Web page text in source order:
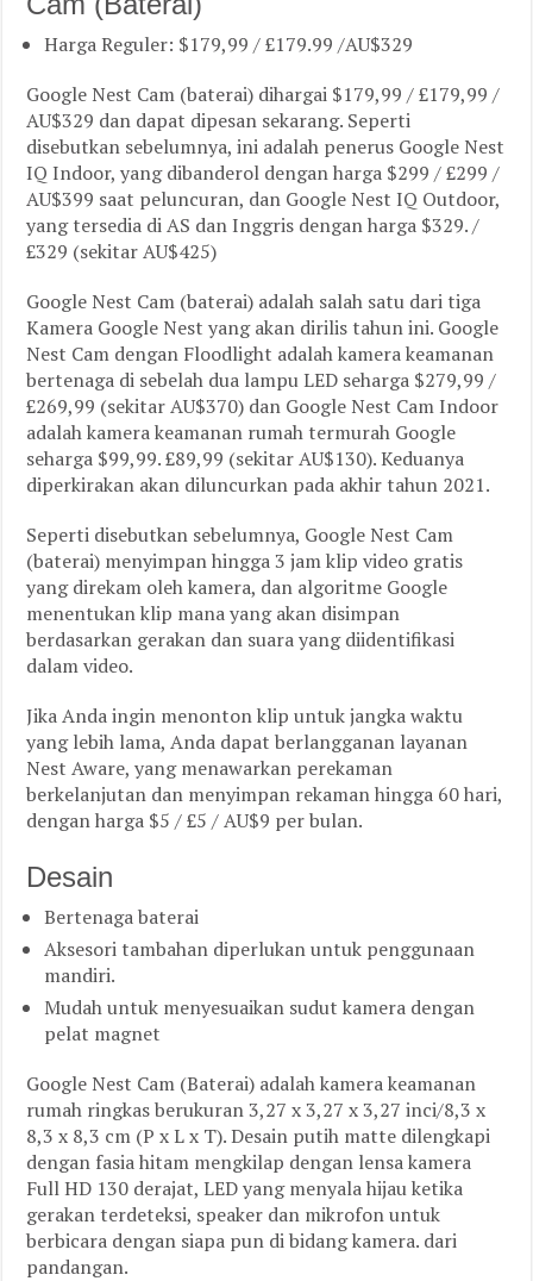
Harga Reguler: $179,99 / £179.99 /AU$329
Google Nest Cam (baterai) dihargai $179,99 / £179,99 /
AU$329 dan dapat dipesan sekarang. Seperti
disebutkan sebelumnya, ini adalah penerus Google Nest
IQ Indoor, yang dibanderol dengan harga $299 / £299 /
AU$399 saat peluncuran, dan Google Nest IQ Outdoor,
yang tersedia di AS dan Inggris dengan harga $329. /
£329 (sekitar AU$425)
Google Nest Cam (baterai) adalah salah satu dari tiga
Kamera Google Nest yang akan dirilis tahun ini. Google
Nest Cam dengan Floodlight adalah kamera keamanan
bertenaga di sebelah dua lampu LED seharga $279,99 /
£269,99 (sekitar AU$370) dan Google Nest Cam Indoor
adalah kamera keamanan rumah termurah Google
seharga $99,99. £89,99 (sekitar AU$130). Keduanya
diperkirakan akan diluncurkan pada akhir tahun 2021.
Seperti disebutkan sebelumnya, Google Nest Cam
(baterai) menyimpan hingga 3 jam klip video gratis
yang direkam oleh kamera, dan algoritme Google
menentukan klip mana yang akan disimpan
berdasarkan gerakan dan suara yang diidentifikasi
dalam video.
Jika Anda ingin menonton klip untuk jangka waktu
yang lebih lama, Anda dapat berlangganan layanan
Nest Aware, yang menawarkan perekaman
berkelanjutan dan menyimpan rekaman hingga 60 hari,
dengan harga $5 / £5 / AU$9 per bulan.
Desain
Bertenaga baterai
Aksesori tambahan diperlukan untuk penggunaan
mandiri.
Mudah untuk menyesuaikan sudut kamera dengan
pelat magnet
Google Nest Cam (Baterai) adalah kamera keamanan
rumah ringkas berukuran 3,27 x 3,27 x 3,27 inci/8,3 x
8,3 x 8,3 cm (P x L x T). Desain putih matte dilengkapi
dengan fasia hitam mengkilap dengan lensa kamera
Full HD 130 derajat, LED yang menyala hijau ketika
gerakan terdeteksi, speaker dan mikrofon untuk
berbicara dengan siapa pun di bidang kamera. dari
pandangan.